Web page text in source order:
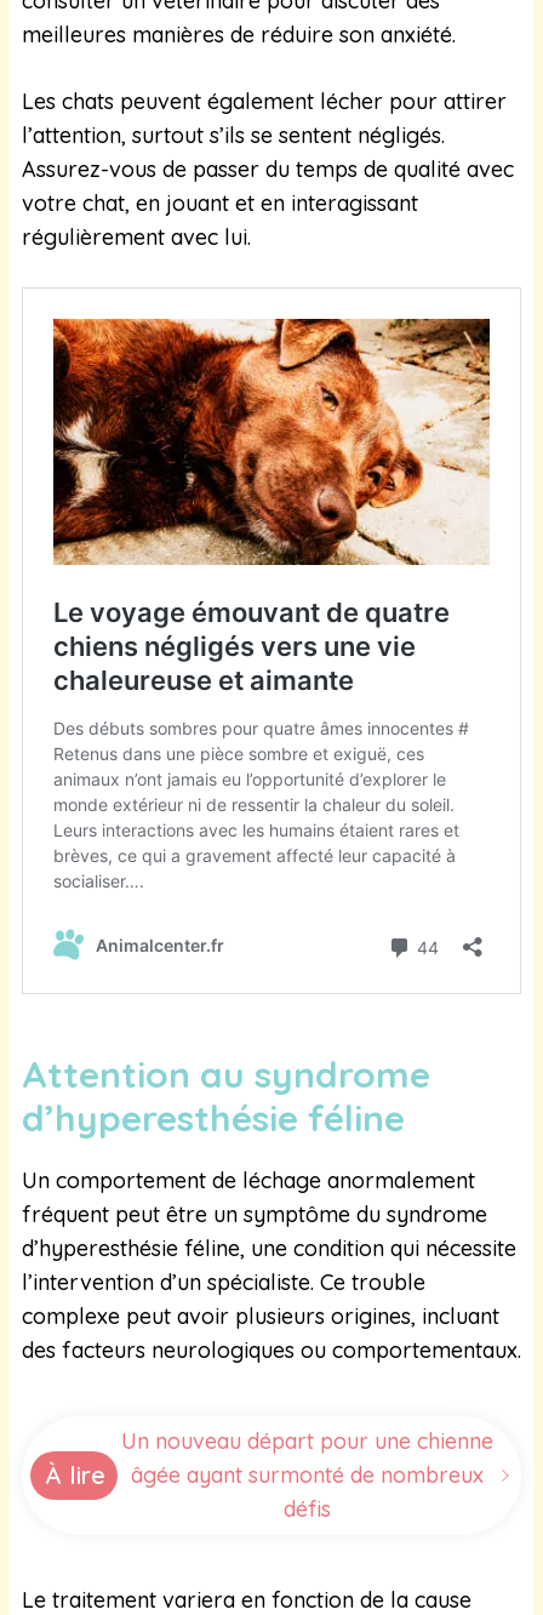
meilleures manières de réduire son anxiété.
Les chats peuvent également lécher pour attirer
l’attention, surtout s’ils se sentent négligés.
Assurez-vous de passer du temps de qualité avec
votre chat, en jouant et en interagissant
régulièrement avec lui.
Attention au syndrome
d’hyperesthésie féline
Un comportement de léchage anormalement
fréquent peut être un symptôme du syndrome
d’hyperesthésie féline, une condition qui nécessite
l’intervention d’un spécialiste. Ce trouble
complexe peut avoir plusieurs origines, incluant
des facteurs neurologiques ou comportementaux.
À lire
Un nouveau départ pour une chienne
âgée ayant surmonté de nombreux
défis
Le traitement variera en fonction de la cause